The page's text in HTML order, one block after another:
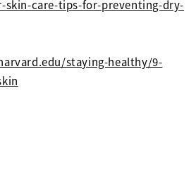
care-tips-for-preventing-dry-
staying-healthy/9-